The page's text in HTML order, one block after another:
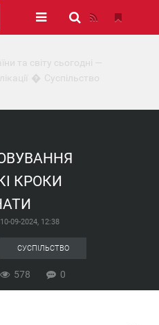
та світу сьогодні —
Суспільство
КРОКИ
10-09-2024, 12:38
СУСПІЛЬСТВО
578 0